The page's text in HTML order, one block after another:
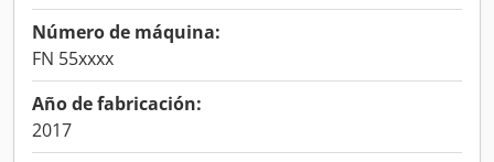
Número de máquina:
FN 55xxxx
Año de fabricación:
2017